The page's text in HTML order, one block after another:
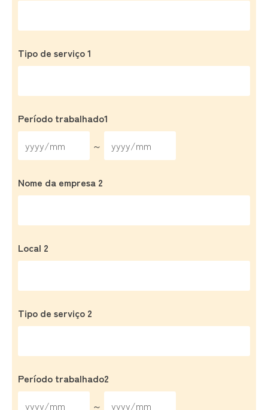
Tipo de serviço 1
Período trabalhado1
～
Nome da empresa 2
Local 2
Tipo de serviço 2
Período trabalhado2
～